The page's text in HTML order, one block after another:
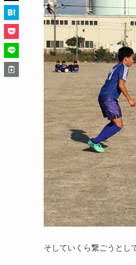
そしていくら繋ごうとし